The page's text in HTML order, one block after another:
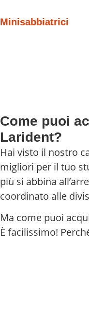
Minisabbiatrici
Come puoi
Larident?
Hai visto il nostro
migliori per il tuo
più si abbina
coordinato alle
Ma come puoi
È facilissimo!